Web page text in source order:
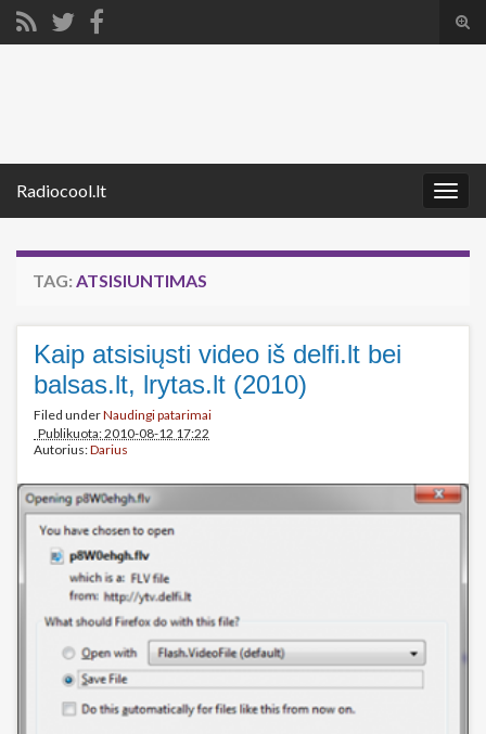
Radiocool.lt
TAG: ATSISIUNTIMAS
Kaip atsisiųsti video iš delfi.lt bei
balsas.lt, lrytas.lt (2010)
Filed underNaudingi patarimai
Publikuota: 2010-08-12 17:22
Autorius:Darius